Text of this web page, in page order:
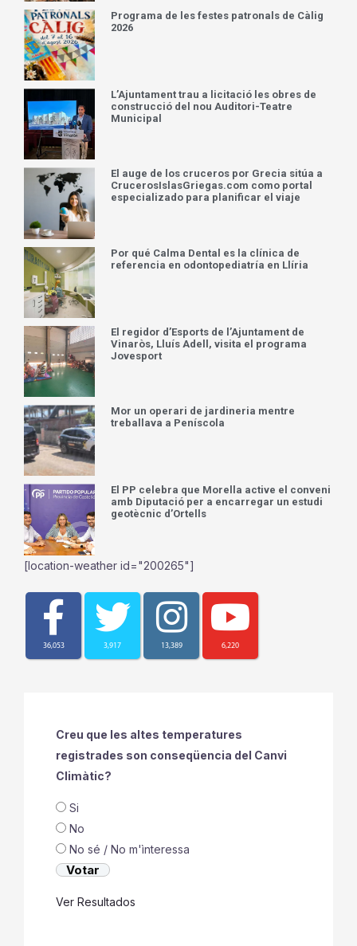
Programa de les festes patronals de Càlig
2026
L’Ajuntament trau a licitació les obres de
construcció del nou Auditori-Teatre
Municipal
El auge de los cruceros por Grecia sitúa a
CrucerosIslasGriegas.com como portal
especializado para planificar el viaje
Por qué Calma Dental es la clínica de
referencia en odontopediatría en Llíria
El regidor d’Esports de l’Ajuntament de
Vinaròs, Lluís Adell, visita el programa
Jovesport
Mor un operari de jardineria mentre
treballava a Peníscola
El PP celebra que Morella active el conveni
amb Diputació per a encarregar un estudi
geotècnic d’Ortells
[location-weather id="200265"]
36,053 3,917 13,389 6,220
Creu que les altes temperatures
registrades son conseqüencia del Canvi
Climàtic?
Si
No
No sé / No m'ìnteressa
Ver Resultados